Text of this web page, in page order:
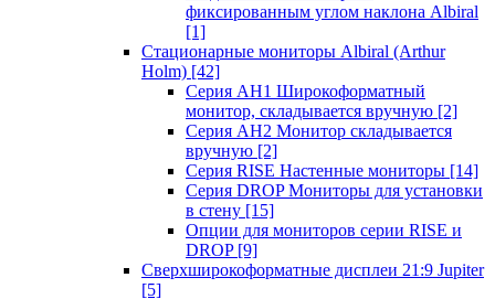
фиксированным углом наклона Albiral
[1]
Стационарные мониторы Albiral (Arthur
Holm) [42]
Серия AH1 Широкоформатный
монитор, складывается вручную [2]
Серия AH2 Монитор складывается
вручную [2]
Серия RISE Настенные мониторы [14]
Серия DROP Мониторы для установки
в стену [15]
Опции для мониторов серии RISE и
DROP [9]
Сверхширокоформатные дисплеи 21:9 Jupiter
[5]